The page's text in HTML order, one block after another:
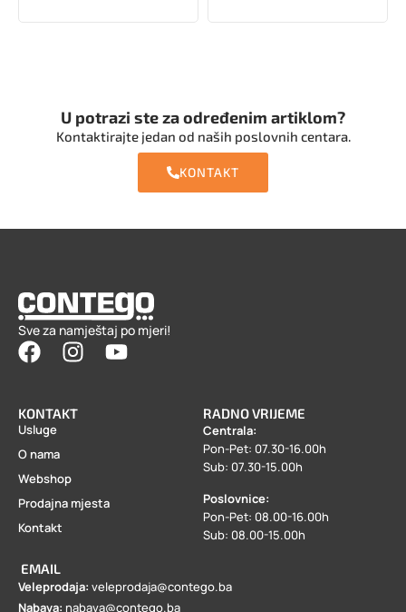
U potrazi ste za određenim artiklom?
Kontaktirajte jedan od naših poslovnih centara.
KONTAKT
Sve za namještaj po mjeri!
KONTAKT
Usluge
O nama
Webshop
Prodajna mjesta
Kontakt
EMAIL
Veleprodaja: veleprodaja@contego.ba
Nabava: nabava@contego.ba
RADNO VRIJEME
Centrala:
Pon-Pet: 07.30-16.00h
Sub: 07.30-15.00h
Poslovnice:
Pon-Pet: 08.00-16.00h
Sub: 08.00-15.00h